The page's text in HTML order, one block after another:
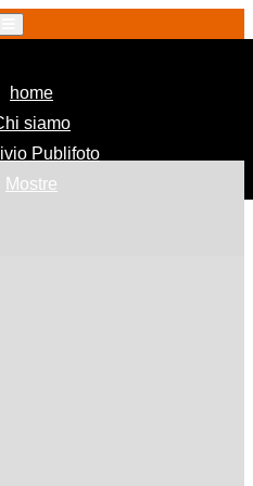
home(current)
siamo
Publifoto
Mostre